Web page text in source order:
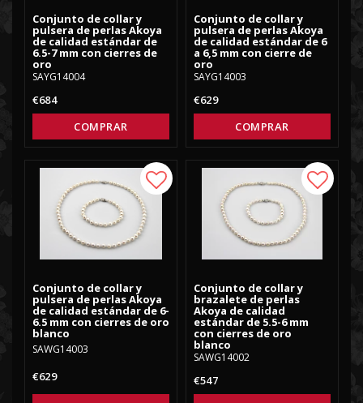
Conjunto de collar y
pulsera de perlas Akoya
de calidad estándar de
6.5-7 mm con cierres de
oro
SAYG14004
€684
COMPRAR
Conjunto de collar y
pulsera de perlas Akoya
de calidad estándar de 6
a 6,5 mm con cierre de
oro
SAYG14003
€629
COMPRAR
Add to list of favorites
Conjunto de collar y
pulsera de perlas Akoya
de calidad estándar de 6-
6.5 mm con cierres de oro
blanco
SAWG14003
€629
Conjunto de collar y
brazalete de perlas
Akoya de calidad
estándar de 5.5-6 mm
con cierres de oro
blanco
SAWG14002
€547